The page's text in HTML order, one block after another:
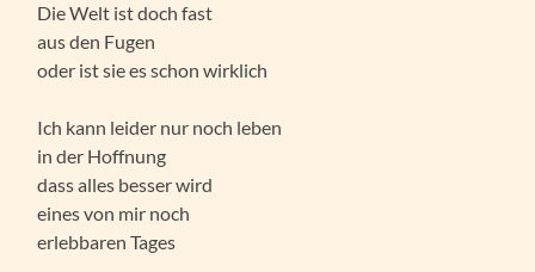
Die Welt ist doch fast
aus den Fugen
oder ist sie es schon wirklich
Ich kann leider nur noch leben
in der Hoffnung
dass alles besser wird
eines von mir noch
erlebbaren Tages